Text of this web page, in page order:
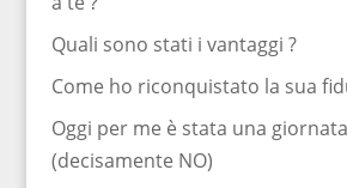
Quali sono stati i vantaggi ?
Come ho riconquistato la sua
Oggi per me è stata una
(decisamente NO)